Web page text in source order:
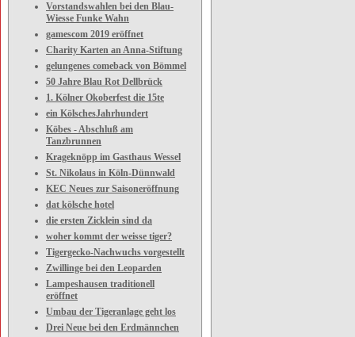
Vorstandswahlen bei den Blau-
Wiesse Funke Wahn
gamescom 2019 eröffnet
Charity Karten an Anna-Stiftung
gelungenes comeback von Bömmel
50 Jahre Blau Rot Dellbrück
1. Kölner Okoberfest die 15te
ein KölschesJahrhundert
Köbes - Abschluß am
Tanzbrunnen
Krageknöpp im Gasthaus Wessel
St. Nikolaus in Köln-Dünnwald
KEC Neues zur Saisoneröffnung
dat kölsche hotel
die ersten Zicklein sind da
woher kommt der weisse tiger?
Tigergecko-Nachwuchs vorgestellt
Zwillinge bei den Leoparden
Lampeshausen traditionell
eröffnet
Umbau der Tigeranlage geht los
Drei Neue bei den Erdmännchen